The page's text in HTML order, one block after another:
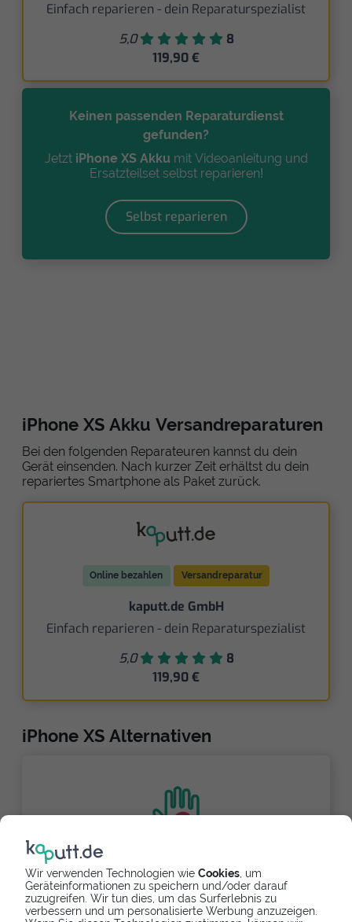
Wir verwenden Technologien wie Cookies , um
Geräteinformationen zu speichern und/oder darauf
zuzugreifen. Wir tun dies, um das Surferlebnis zu
verbessern und um personalisierte Werbung anzuzeigen.
Einfach reparieren - dein Reparaturspezialist
5,0
8
119,90 €
Keinen passenden Reparaturdienst
gefunden?
Jetzt iPhone XS Akku mit Videoanleitung und
Ersatzteilset selbst reparieren!
Selbst reparieren
iPhone XS Akku Versandreparaturen
Bei den folgenden Reparateuren kannst du dein
Gerät einsenden. Nach kurzer Zeit erhältst du dein
repariertes Smartphone als Paket zurück.
Online bezahlen Versandreparatur
kaputt.de GmbH
Einfach reparieren - dein Reparaturspezialist
5,0
8
119,90 €
iPhone XS Alternativen
Partnerlink